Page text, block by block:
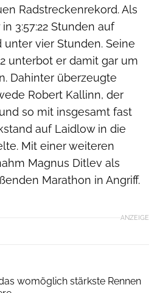
Radstreckenrekord. Als
3:57:22 Stunden auf
unter vier Stunden. Seine
unterbot er damit gar um
Dahinter überzeugte
Robert Kallinn, der
so mit insgesamt fast
auf Laidlow in die
Mit einer weiteren
Magnus Ditlev als
Marathon in Angriff.
ANZEIGE
womöglich stärkste Rennen